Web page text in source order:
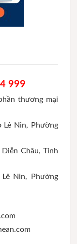
999
thương mại
Lê Nin, Phường
Diễn Châu, Tỉnh
Nin, Phường